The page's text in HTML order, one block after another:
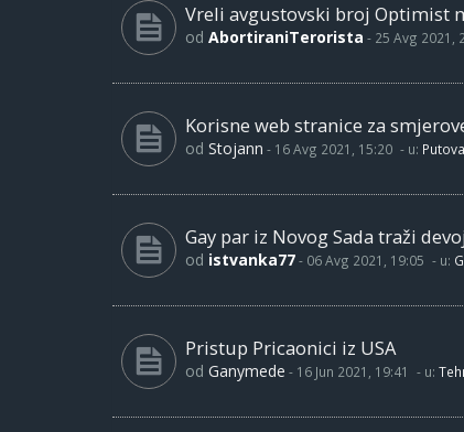
Vreli avgustovski broj Optimist
od AbortiraniTerorista - 25 Avg 2021,
Korisne web stranice za
od Stojann - 16 Avg 2021, 15:20 - u:
Gay par iz Novog Sada traži
od istvanka77- 06 Avg 2021, 19:05 - u:
Pristup Pricaonici iz USA
od Ganymede - 16 Jun 2021, 19:41 - u: